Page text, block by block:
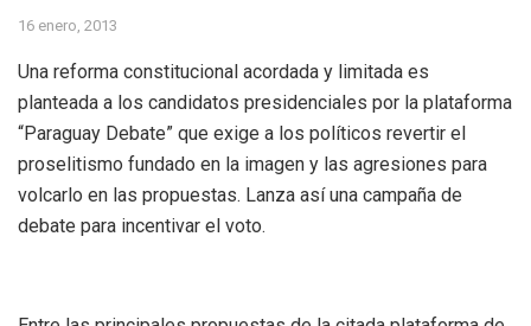
16 enero, 2013
Una reforma constitucional acordada y limitada es
planteada a los candidatos presidenciales por la plataforma
“Paraguay Debate” que exige a los políticos revertir el
proselitismo fundado en la imagen y las agresiones para
volcarlo en las propuestas. Lanza así una campaña de
debate para incentivar el voto.